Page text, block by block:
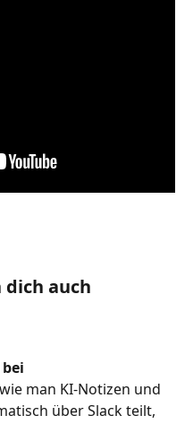
auch
man KI-Notizen und
über Slack teilt,